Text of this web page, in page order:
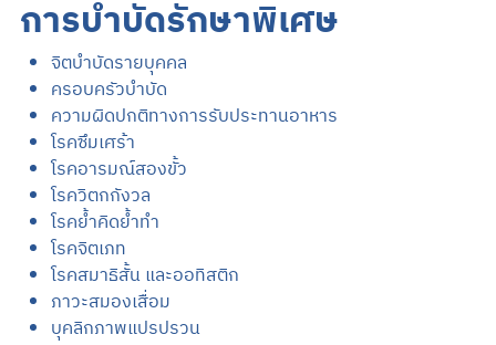
การบำบัดรักษาพิเศษ
จิตบำบัดรายบุคคล
ครอบครัวบำบัด
ความผิดปกติทางการรับประทานอาหาร
โรคซึมเศร้า
โรคอารมณ์สองขั้ว
โรควิตกกังวล
โรคย้ำคิดย้ำทำ
โรคจิตเภท
โรคสมาธิสั้น และออทิสติก
ภาวะสมองเสื่อม
บุคลิกภาพแปรปรวน